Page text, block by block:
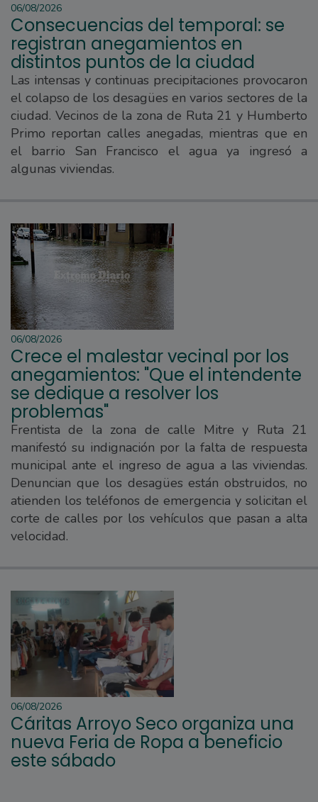
06/08/2026
Consecuencias del temporal: se
registran anegamientos en
distintos puntos de la ciudad
Las intensas y continuas precipitaciones provocaron
el colapso de los desagües en varios sectores de la
ciudad. Vecinos de la zona de Ruta 21 y Humberto
Primo reportan calles anegadas, mientras que en
el barrio San Francisco el agua ya ingresó a
algunas viviendas.
06/08/2026
Crece el malestar vecinal por los
anegamientos: "Que el intendente
se dedique a resolver los
problemas"
Frentista de la zona de calle Mitre y Ruta 21
manifestó su indignación por la falta de respuesta
municipal ante el ingreso de agua a las viviendas.
Denuncian que los desagües están obstruidos, no
atienden los teléfonos de emergencia y solicitan el
corte de calles por los vehículos que pasan a alta
velocidad.
06/08/2026
Cáritas Arroyo Seco organiza una
nueva Feria de Ropa a beneficio
este sábado